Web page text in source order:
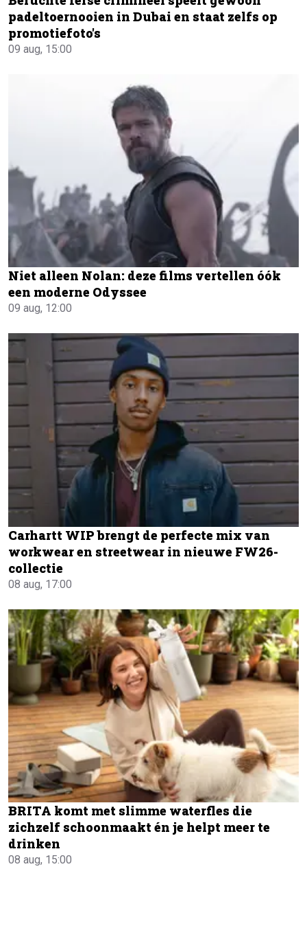
padeltoernooien in Dubai en staat zelfs op
promotiefoto's
09 aug, 15:00
Niet alleen Nolan: deze films vertellen óók
een moderne Odyssee
09 aug, 12:00
Carhartt WIP brengt de perfecte mix van
workwear en streetwear in nieuwe FW26-
collectie
08 aug, 17:00
BRITA komt met slimme waterfles die
zichzelf schoonmaakt én je helpt meer te
drinken
08 aug, 15:00